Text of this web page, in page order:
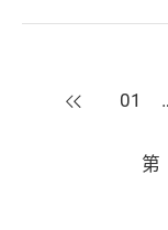
上一页
01
第